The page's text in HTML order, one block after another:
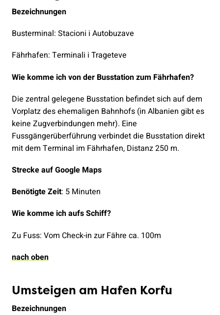
Bezeichnungen
Busterminal: Stacioni i Autobuzave
Fährhafen: Terminali i Trageteve
Wie komme ich von der Busstation zum Fährhafen?
Die zentral gelegene Busstation befindet sich auf dem
Vorplatz des ehemaligen Bahnhofs (in Albanien gibt es
keine Zugverbindungen mehr). Eine
Fussgängerüberführung verbindet die Busstation direkt
mit dem Terminal im Fährhafen, Distanz 250 m.
Strecke auf Google Maps
Benötigte Zeit: 5 Minuten
Wie komme ich aufs Schiff?
Zu Fuss: Vom Check-in zur Fähre ca. 100m
nach oben
Umsteigen am Hafen Korfu
Bezeichnungen